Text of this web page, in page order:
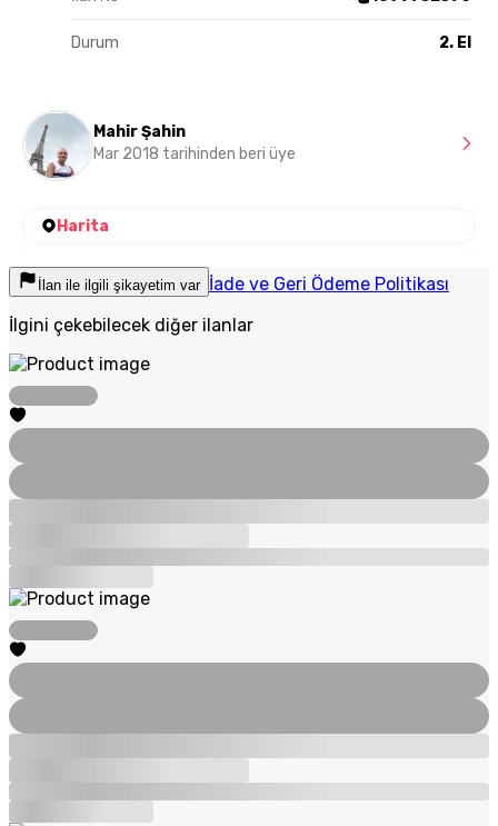
Durum 2. El
Mahir Şahin
Mar 2018 tarihinden beri üye
Harita
İlan ile ilgili şikayetim var İade ve Geri Ödeme Politikası
İlgini çekebilecek diğer ilanlar